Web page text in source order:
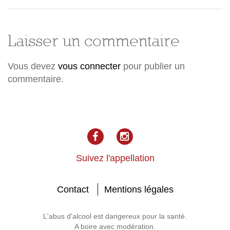
Laisser un commentaire
Vous devez vous connecter pour publier un
commentaire.
facebookInstagram
Suivez l'appellation
Contact Mentions légales
L'abus d'alcool est dangereux pour la santé.
A boire avec modération.